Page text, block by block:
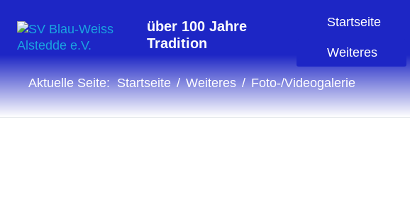
über 100 Jahre
Tradition
Startseite
Weiteres
Aktuelle Seite:Startseite Weiteres Foto-/Videogalerie